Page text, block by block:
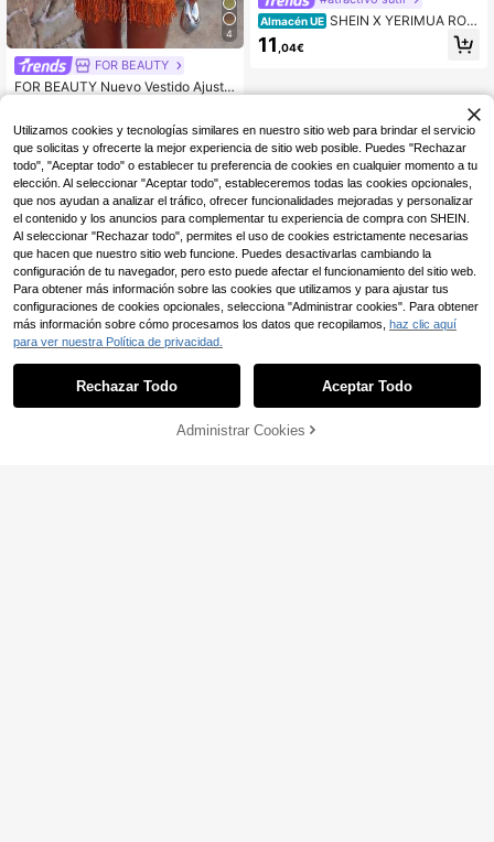
4
FOR BEAUTY
FOR BEAUTY Nuevo Vestido Ajusta
en la Playa, Cita, Vacaciones, Festi
val de Música, Vacationcore
Almacén UE SHEIN X YERIMUA ROM
WE Kawaii Sudadera con capucha t
ejida con efecto desgastado Y2K, v
11 ,04€
AÑADIR A LA BOLSA
Utilizamos cookies y tecnologías similares en nuestro sitio web para brindar el servicio
que solicitas y ofrecerte la mejor experiencia de sitio web posible. Puedes "Rechazar
todo", "Aceptar todo" o establecer tu preferencia de cookies en cualquier momento a tu
elección. Al seleccionar "Aceptar todo", estableceremos todas las cookies opcionales,
que nos ayudan a analizar el tráfico, ofrecer funcionalidades mejoradas y personalizar
el contenido y los anuncios para complementar tu experiencia de compra con SHEIN.
Al seleccionar "Rechazar todo", permites el uso de cookies estrictamente necesarias
que hacen que nuestro sitio web funcione. Puedes desactivarlas cambiando la
configuración de tu navegador, pero esto puede afectar el funcionamiento del sitio web.
Para obtener más información sobre las cookies que utilizamos y para ajustar tus
configuraciones de cookies opcionales, selecciona "Administrar cookies". Para obtener
más información sobre cómo procesamos los datos que recopilamos, haz clic aquí
para ver nuestra Política de privacidad.
Rechazar Todo Aceptar Todo
Administrar Cookies